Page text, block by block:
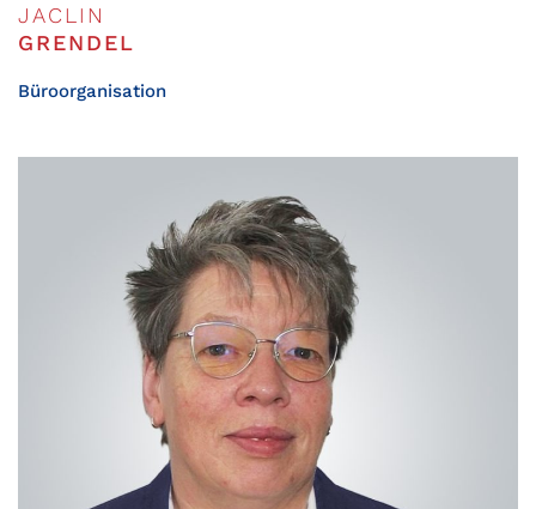
JACLIN
GRENDEL
Büroorganisation